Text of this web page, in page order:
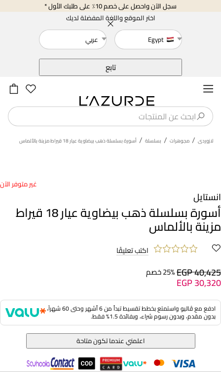
سجل الآن واحصل على خصم 10٪ على طلبك الأول *
اختر الموقع واللغة المفضلة لديك
Egypt
عربي
تابع
لازوردى / مجوهرات / بسلسلة / أسورة بسلسلة ذهب بيضاوية عيار 18 قيراط مزينة بالألماس
غير متوفر الآن
انستايل
أسورة بسلسلة ذهب بيضاوية عيار 18 قيراط
مزينة بالألماس
اكتب تعليقًا
EGP 40,42525% خصم
EGP 30,320
ادفع مع ڤاليو واستمتع بخطط تقسيط تبدأ من 6 أشهر وحتى 60 شهراً،
بدون مقدم، وبدون رسوم شراء، وبفائدة 1.5% فقط.
اعلمني عندما تكون متاحة